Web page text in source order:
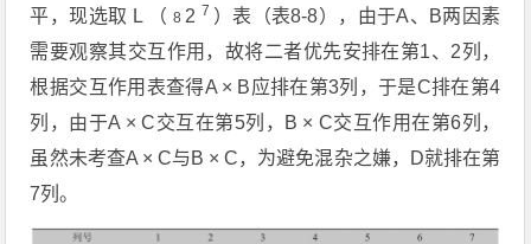
平，现选取 L （ 82 7 ）表（表8-8），由于A、B两因素
需要观察其交互作用，故将二者优先安排在第1、2列，
根据交互作用表查得A × B应排在第3列，于是C排在第4
列，由于A × C交互在第5列，B × C交互作用在第6列，
虽然未考查A × C与B × C，为避免混杂之嫌，D就排在第
7列。